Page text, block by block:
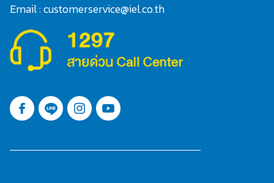
Email : customerservice@iel.co.th